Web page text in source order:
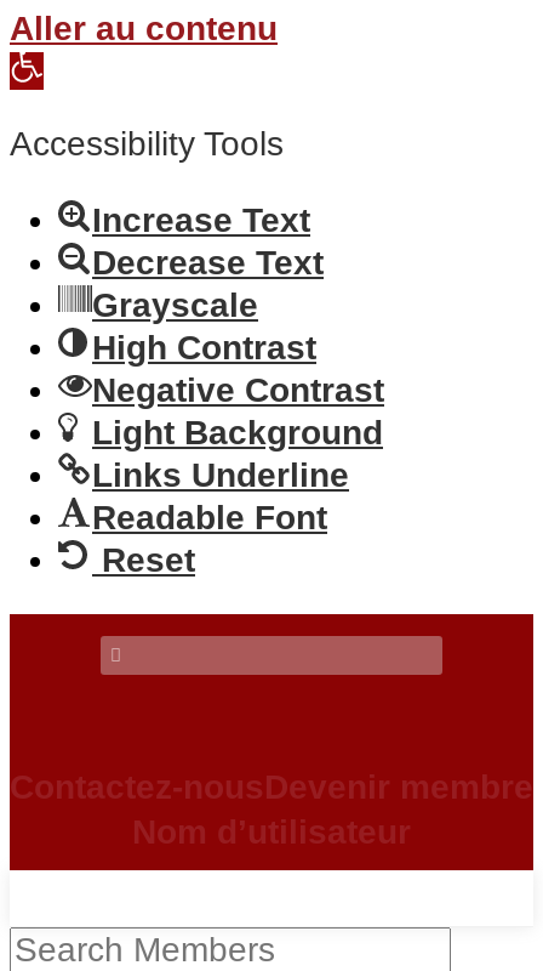
Aller au contenu
Open
Accessibility Tools
Increase Text
Decrease Text
Grayscale
High Contrast
Negative Contrast
Light Background
Links Underline
Readable Font
Reset
Contactez-nousDevenir membre
Nom d’utilisateur